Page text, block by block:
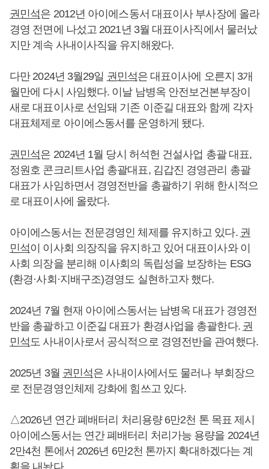
권민석은 2012년 아이에스동서 대표이사 부사장에 올라
경영 전면에 나섰고 2021년 3월 대표이사직에서 물러났
지만 계속 사내이사직을 유지해왔다.
다만 2024년 3월29일 권민석은 대표이사에 오른지 3개
월만에 다시 사임했다. 이날 남병옥 안전보건본부장이
새로 대표이사로 선임돼 기존 이준길 대표와 함께 각자
대표체제로 아이에스동서를 운영하게 됐다.
권민석은 2024년 1월 당시 허석헌 건설사업 총괄 대표,
정원호 콘크리트사업 총괄대표, 김갑진 경영관리 총괄
대표가 사임하면서 경영전반을 총괄하기 위해 한시적으
로 대표이사에 올랐다.
아이에스동서는 전문경영인 체제를 유지하고 있다. 권
민석이 이사회 의장직을 유지하고 있어 대표이사와 이
사회 의장을 분리해 이사회의 독립성을 보장하는 ESG
(환경·사회·지배구조)경영도 실현하고자 했다.
2024년 7월 현재 아이에스동서는 남병옥 대표가 경영전
반을 총괄하고 이준길 대표가 환경사업을 총괄한다. 권
민석 도 사내이사로서 공식적으로 경영전반을 관여했다.
2025년 3월 권민석은 사내이사에서도 물러나 부회장으
로 전문경영인체제 강화에 힘쓰고 있다.
△2026년 연간 폐배터리 처리용량 6만2천 톤 목표 제시
아이에스동서는 연간 폐배터리 처리가능 용량을 2024년
2만4천 톤에서 2026년 6만2천 톤까지 확대하겠다는 계
획을 내놨다.